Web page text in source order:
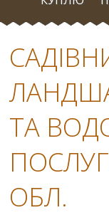
ТА
ОБЛ.